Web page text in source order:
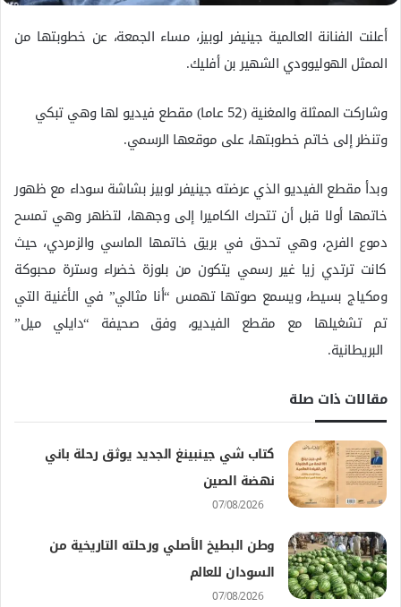
ر
و
أعلنت الفنانة العالمية جينيفر لوبيز، مساء الجمعة، عن خطوبتها من
الممثل الهوليوودي الشهير بن أفليك.
وشاركت الممثلة والمغنية (52 عاما) مقطع فيديو لها وهي تبكي
وتنظر إلى خاتم خطوبتها، على موقعها الرسمي.
وبدأ مقطع الفيديو الذي عرضته جينيفر لوبيز بشاشة سوداء مع ظهور
خاتمها أولا قبل أن تتحرك الكاميرا إلى وجهها، لتظهر وهي تمسح
دموع الفرح، وهي تحدق في بريق خاتمها الماسي والزمردي، حيث
كانت ترتدي زيا غير رسمي يتكون من بلوزة خضراء وسترة محبوكة
ومكياج بسيط، ويسمع صوتها تهمس “أنا مثالي” في الأغنية التي
تم تشغيلها مع مقطع الفيديو، وفق صحيفة “دايلي ميل”
البريطانية.
مقالات ذات صلة
كتاب شي جينبينغ الجديد يوثق رحلة باني
نهضة الصين
07/08/2026
وطن البطيخ الأصلي ورحلته التاريخية من
السودان للعالم
07/08/2026